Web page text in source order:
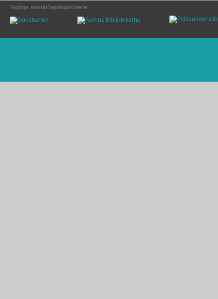
Vigtige samarbejdspartnere